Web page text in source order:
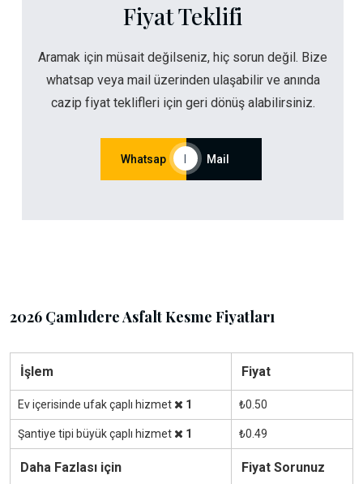
Fiyat Teklifi
Aramak için müsait değilseniz, hiç sorun değil. Bize
whatsap veya mail üzerinden ulaşabilir ve anında
cazip fiyat teklifleri için geri dönüş alabilirsiniz.
Whatsap Mail
2026 Çamlıdere Asfalt Kesme Fiyatları
İşlem Fiyat
Ev içerisinde ufak çaplı hizmet 1 ₺0.50
Şantiye tipi büyük çaplı hizmet 1 ₺0.49
Daha Fazlası için Fiyat Sorunuz